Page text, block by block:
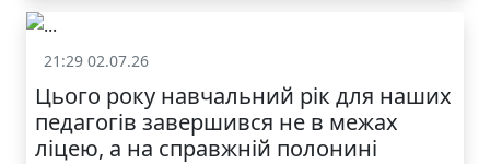
МОДНИЙ ДИТЯЧИЙ
ОДЯГ ПОДОСТУПНІЙ ЦІНІ
21:29 02.07.26
Цього року навчальний рік для наших
педагогів завершився не в межах
ліцею, а на справжній полонині